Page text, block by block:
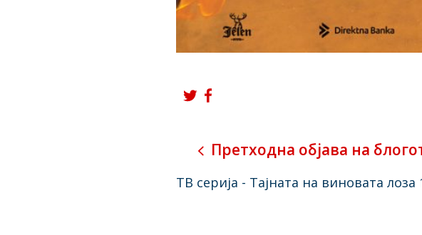
Претходна објава на
ТВ серија - Тајната на виновата лоза